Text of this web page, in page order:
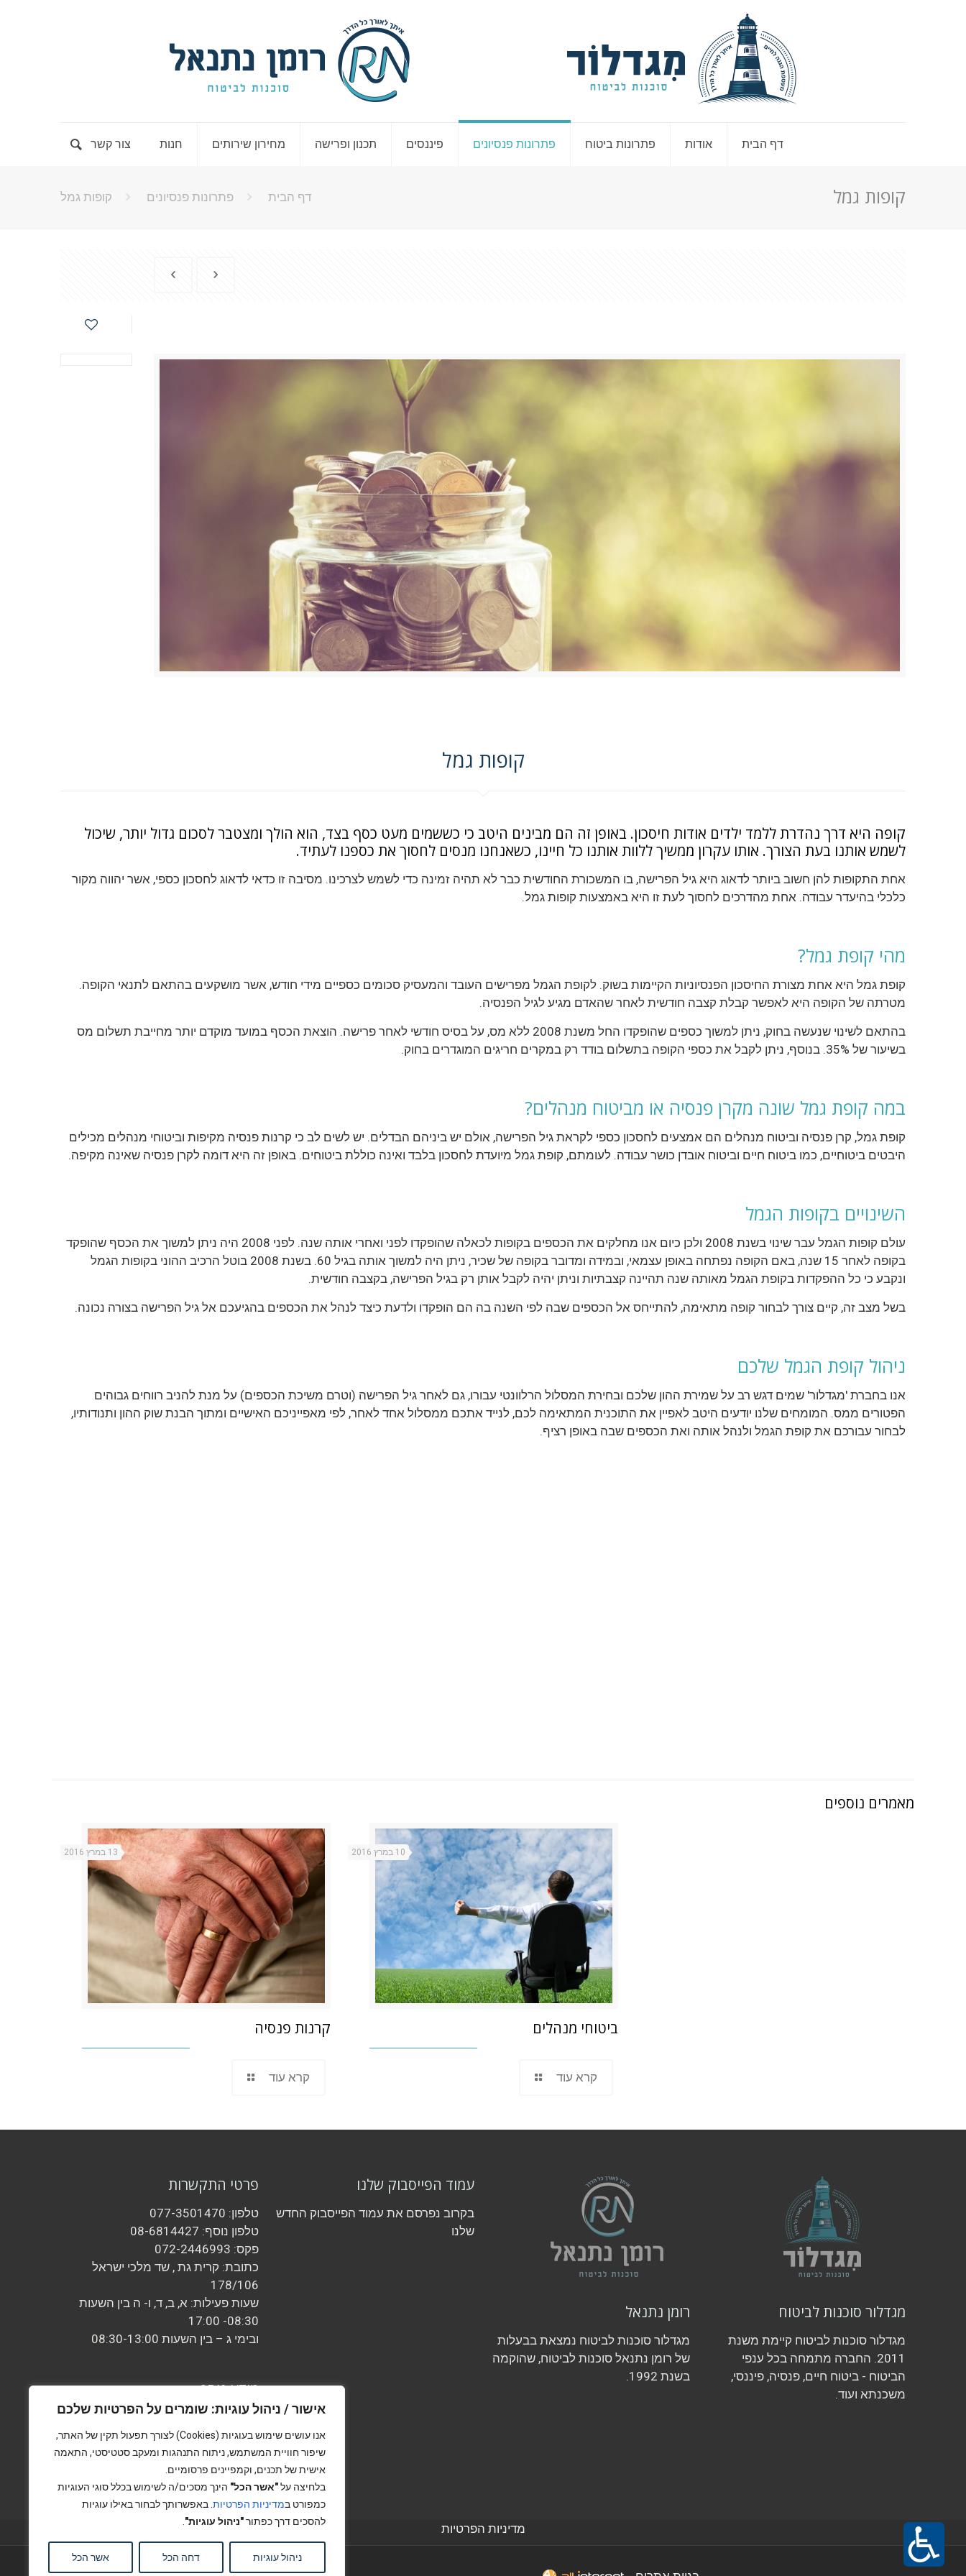
אישור / ניהול עוגיות: שומרים על הפרטיות שלכם
אנו עושים שימוש בעוגיות (Cookies) לצורך תפעול תקין של האתר,
שיפור חוויית המשתמש, ניתוח התנהגות ומעקב סטטיסטי, התאמה
אישית של תכנים, וקמפיינים פרסומיים.
בלחיצה על"אשר הכל" הינך מסכים/ה לשימוש בכלל סוגי העוגיות
כמפורט במדיניות הפרטיות . באפשרותך לבחור באילו עוגיות
להסכים דרך כפתור"ניהול עוגיות"
ניהול עוגיות דחה הכל אשר הכל
דף הבית אודות פתרונות ביטוח פתרונות פנסיונים פיננסים תכנון ופרישה מחירון שירותים חנות צור קשר
קופות גמל דף הבית פתרונות פנסיונים קופות גמל
קופות גמל
קופה היא דרך נהדרת ללמד ילדים אודות חיסכון. באופן זה הם מבינים היטב כי כששמים מעט כסף בצד, הוא הולך ומצטבר לסכום גדול יותר, שיכול
לשמש אותנו בעת הצורך. אותו עקרון ממשיך ללוות אותנו כל חיינו, כשאנחנו מנסים לחסוך את כספנו לעתיד.
אחת התקופות להן חשוב ביותר לדאוג היא גיל הפרישה, בו המשכורת החודשית כבר לא תהיה זמינה כדי לשמש לצרכינו. מסיבה זו כדאי לדאוג לחסכון כספי, אשר יהווה מקור
כלכלי בהיעדר עבודה. אחת מהדרכים לחסוך לעת זו היא באמצעות קופות גמל.
מהי קופת גמל?
קופת גמל היא אחת מצורת החיסכון הפנסיוניות הקיימות בשוק. לקופת הגמל מפרישים העובד והמעסיק סכומים כספיים מידי חודש, אשר מושקעים בהתאם לתנאי הקופה.
מטרתה של הקופה היא לאפשר קבלת קצבה חודשית לאחר שהאדם מגיע לגיל הפנסיה.
בהתאם לשינוי שנעשה בחוק, ניתן למשוך כספים שהופקדו החל משנת 2008 ללא מס, על בסיס חודשי לאחר פרישה. הוצאת הכסף במועד מוקדם יותר מחייבת תשלום מס
בשיעור של 35%. בנוסף, ניתן לקבל את כספי הקופה בתשלום בודד רק במקרים חריגים המוגדרים בחוק.
במה קופת גמל שונה מקרן פנסיה או מביטוח מנהלים?
קופת גמל, קרן פנסיה וביטוח מנהלים הם אמצעים לחסכון כספי לקראת גיל הפרישה, אולם יש ביניהם הבדלים. יש לשים לב כי קרנות פנסיה מקיפות וביטוחי מנהלים מכילים
היבטים ביטוחיים, כמו ביטוח חיים וביטוח אובדן כושר עבודה. לעומתם, קופת גמל מיועדת לחסכון בלבד ואינה כוללת ביטוחים. באופן זה היא דומה לקרן פנסיה שאינה מקיפה.
השינויים בקופות הגמל
עולם קופות הגמל עבר שינוי בשנת 2008 ולכן כיום אנו מחלקים את הכספים בקופות לכאלה שהופקדו לפני ואחרי אותה שנה. לפני 2008 היה ניתן למשוך את הכסף שהופקד
בקופה לאחר 15 שנה, באם הקופה נפתחה באופן עצמאי, ובמידה ומדובר בקופה של שכיר, ניתן היה למשוך אותה בגיל 60. בשנת 2008 בוטל הרכיב ההוני בקופות הגמל
ונקבע כי כל ההפקדות בקופת הגמל מאותה שנה תהיינה קצבתיות וניתן יהיה לקבל אותן רק בגיל הפרישה, בקצבה חודשית.
בשל מצב זה, קיים צורך לבחור קופה מתאימה, להתייחס אל הכספים שבה לפי השנה בה הם הופקדו ולדעת כיצד לנהל את הכספים בהגיעכם אל גיל הפרישה בצורה נכונה.
ניהול קופת הגמל שלכם
אנו בחברת 'מגדלור' שמים דגש רב על שמירת ההון שלכם ובחירת המסלול הרלוונטי עבורו, גם לאחר גיל הפרישה (וטרם משיכת הכספים) על מנת להניב רווחים גבוהים
הפטורים ממס. המומחים שלנו יודעים היטב לאפיין את התוכנית המתאימה לכם, לנייד אתכם ממסלול אחד לאחר, לפי מאפייניכם האישיים ומתוך הבנת שוק ההון ותנודותיו,
לבחור עבורכם את קופת הגמל ולנהל אותה ואת הכספים שבה באופן רציף.
מאמרים נוספים
13 במרץ 2016
קרנות פנסיה
קרא עוד
10 במרץ 2016
ביטוחי מנהלים
קרא עוד
פרטי התקשרות
טלפון: 077-3501470
טלפון נוסף: 08-6814427
פקס: 072-2446993
כתובת: קרית גת , שד מלכי ישראל
178/106
שעות פעילות: א, ב, ד, ו- ה בין השעות
08:30- 17:00
ובימי ג – בין השעות 08:30-13:00
מידע נוסף
אמנת השירות
צור קשר
אודות
עמוד הפייסבוק שלנו
בקרוב נפרסם את עמוד הפייסבוק החדש
שלנו
רומן נתנאל
מגדלור סוכנות לביטוח נמצאת בבעלות
של רומן נתנאל סוכנות לביטוח, שהוקמה
בשנת 1992.
מגדלור סוכנות לביטוח
מגדלור סוכנות לביטוח קיימת משנת
2011. החברה מתמחה בכל ענפי
הביטוח - ביטוח חיים, פנסיה, פיננסי,
משכנתא ועוד.
מדיניות הפרטיות